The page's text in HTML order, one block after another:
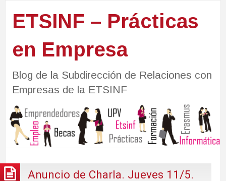
ETSINF – Prácticas
en Empresa
Blog de la Subdirección de Relaciones con
Empresas de la ETSINF
Anuncio de Charla. Jueves 11/5.